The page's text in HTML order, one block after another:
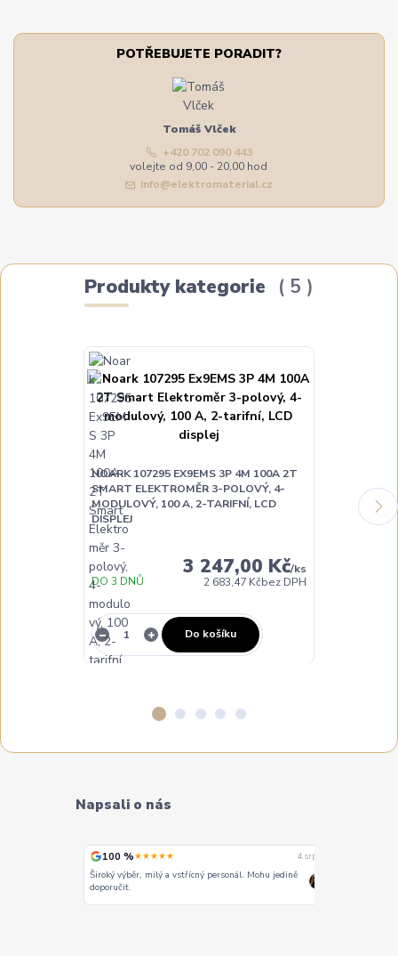
POTŘEBUJETE PORADIT?
Tomáš Vlček
+420 702 090 443
volejte od 9,00 - 20,00 hod
info@elektromaterial.cz
Produkty kategorie 5
NOARK 107295 EX9EMS 3P 4M 100A 2T
SMART ELEKTROMĚR 3-POLOVÝ, 4-
MODULOVÝ, 100 A, 2-TARIFNÍ, LCD
DISPLEJ
3 247,00 Kč/ks
2 683,47 Kčbez DPH
DO 3 DNŮ
Do košíku
2T SMART
MODULOVÝ,
Napsali o nás
100 %★★★★★ 4. srpna
Široký výběr, milý a vstřícný personál. Mohu jedině
doporučit.